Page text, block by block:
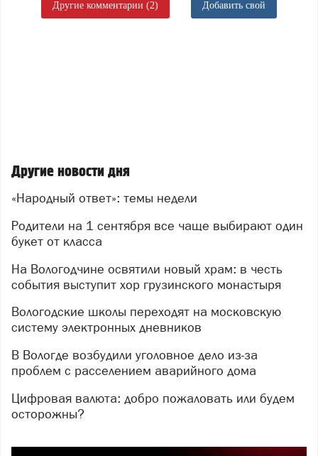
Другие комментарии (2) Добавить свой
Другие новости дня
«Народный ответ»: темы недели
Родители на 1 сентября все чаще выбирают один
букет от класса
На Вологодчине освятили новый храм: в честь
события выступит хор грузинского монастыря
Вологодские школы переходят на московскую
систему электронных дневников
В Вологде возбудили уголовное дело из-за
проблем с расселением аварийного дома
Цифровая валюта: добро пожаловать или будем
осторожны?